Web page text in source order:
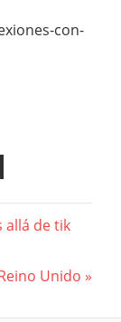
con-
allá de tik
Unido